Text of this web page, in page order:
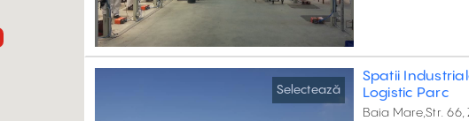
Selectează
Spatii
Logistic Parc
Baia Mare,Str.